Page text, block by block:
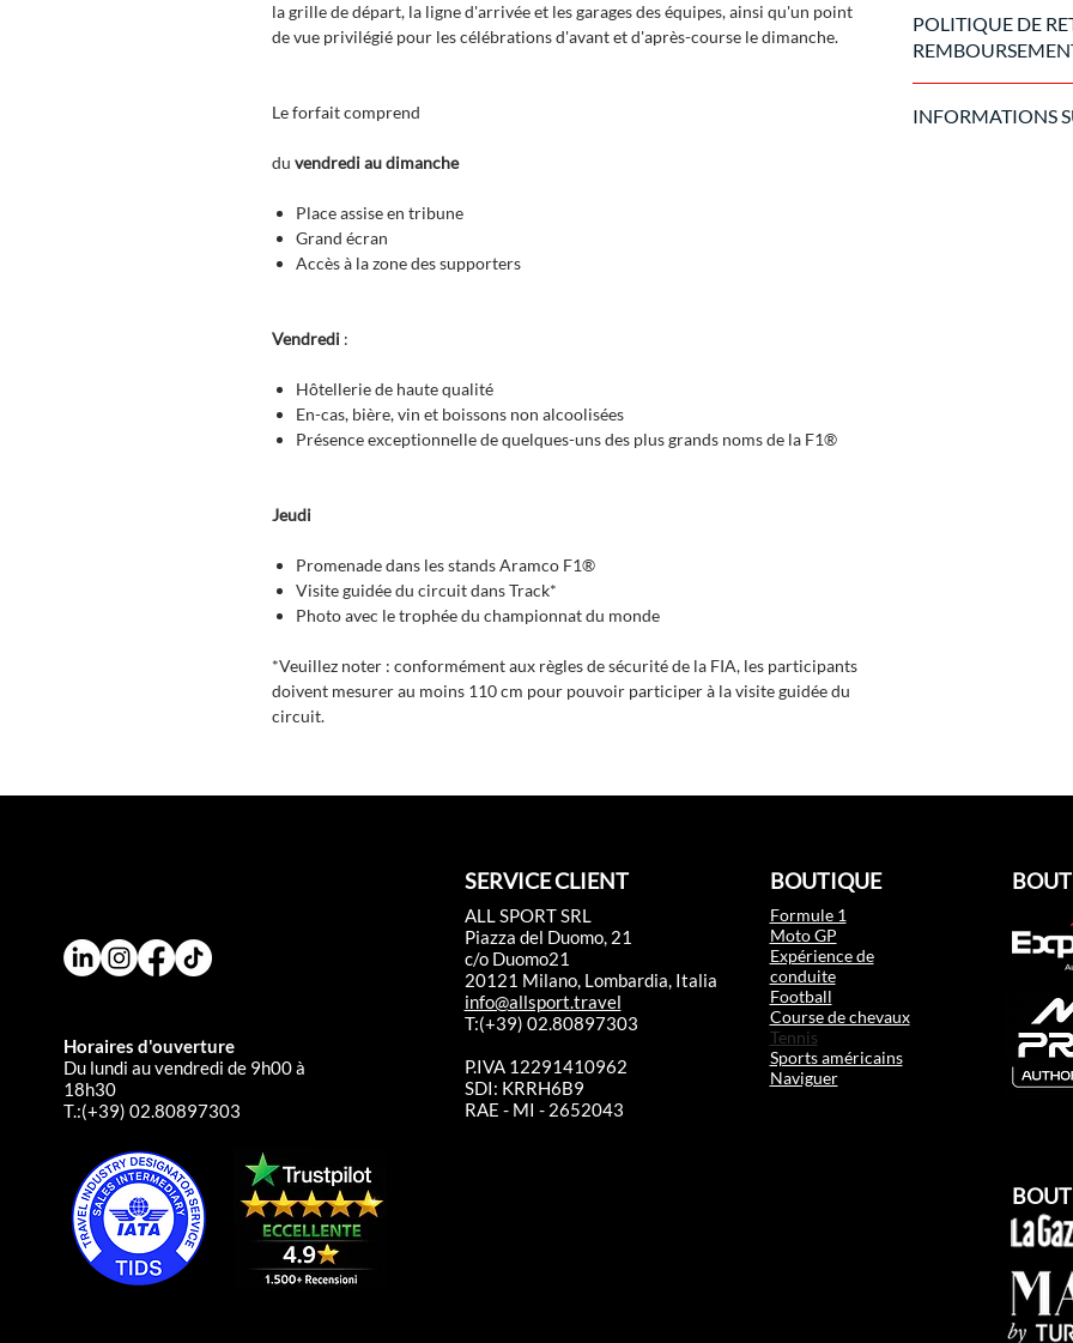
la grille de départ, la ligne d'arrivée et les garages des équipes, ainsi qu'un point
de vue privilégié pour les célébrations d'avant et d'après-course le dimanche.
Le forfait comprend
du vendredi au dimanche
Place assise en tribune
Grand écran
Accès à la zone des supporters
Vendredi :
Hôtellerie de haute qualité
En-cas, bière, vin et boissons non alcoolisées
Présence exceptionnelle de quelques-uns des plus grands noms de la F1®
Jeudi
Promenade dans les stands Aramco F1®
Visite guidée du circuit dans Track*
Photo avec le trophée du championnat du monde
*Veuillez noter : conformément aux règles de sécurité de la FIA, les participants
doivent mesurer au moins 110 cm pour pouvoir participer à la visite guidée du
circuit.
vendu exclusivement
POLITIQUE DE
cas d'annulation de
INFORMATIONS
Horaires d'ouverture
Du lundi au vendredi de 9h00 à
18h30
T.:(+39) 02.80897303
SERVICE CLIENT
ALL SPORT SRL
Piazza del Duomo, 21
c/o Duomo21
20121 Milano, Lombardia, Italia
info@allsport.travel
T:(+39) 02.80897303
P.IVA 12291410962
SDI: KRRH6B9
RAE - MI - 2652043​
BOUTIQUE
Formule 1
Moto GP
Expérience de
conduite
Football
Course de chevaux
Tennis
Sports américains
Naviguer